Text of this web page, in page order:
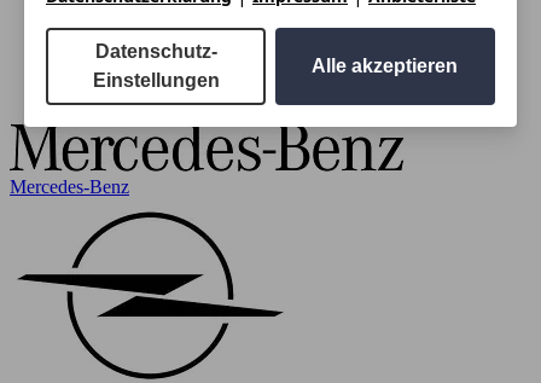
Mercedes-Benz
Datenschutz-
Einstellungen
Alle akzeptieren